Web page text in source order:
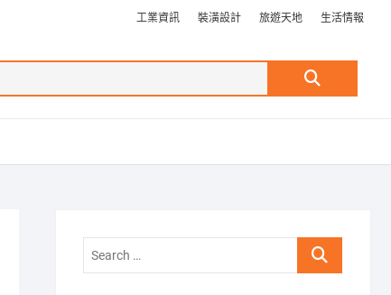
工業資訊 裝潢設計 旅遊天地 生活情報
Search
Search